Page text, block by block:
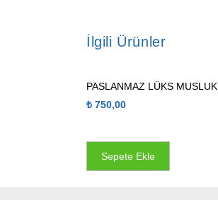
İlgili Ürünler
PASLANMAZ LÜKS MUSLUK
₺ 750,00
Sepete Ekle